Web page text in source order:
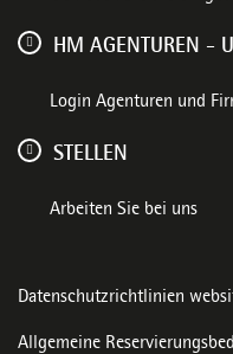
HM AGENTUREN -
Login Agenturen und
STELLEN
Arbeiten Sie bei uns
Datenschutzrichtlinien
Allgemeine